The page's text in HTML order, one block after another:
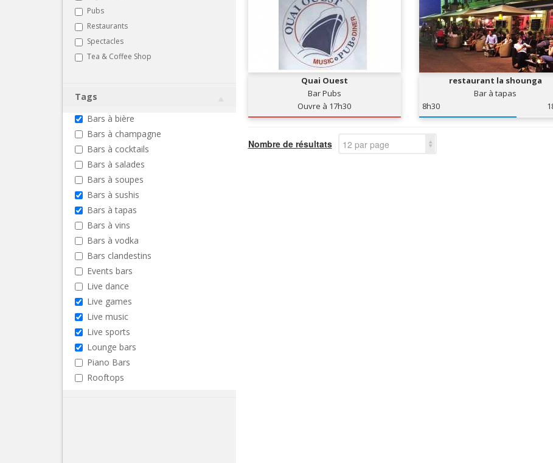
Pubs
Restaurants
Spectacles
Tea & Coffee Shop
Tags
Bars à bière
Bars à champagne
Bars à cocktails
Bars à salades
Bars à soupes
Bars à sushis
Bars à tapas
Bars à vins
Bars à vodka
Bars clandestins
Events bars
Live dance
Live games
Live music
Live sports
Lounge bars
Piano Bars
Rooftops
Quai Ouest
Bar Pubs
Ouvre à 17h30
restaurant la shounga
Bar à tapas
8h30
Nombre de résultats 12 par page